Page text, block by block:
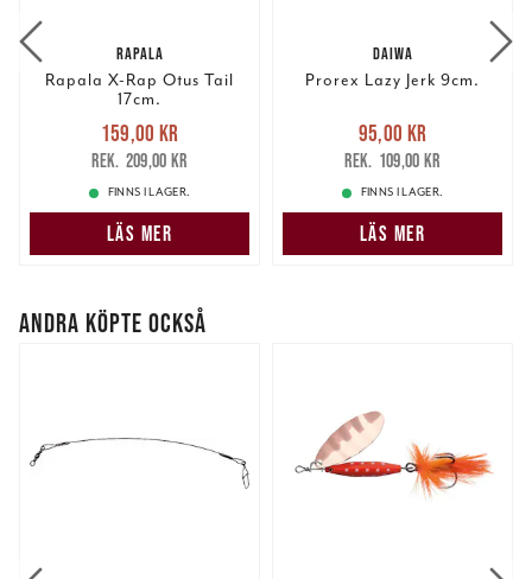
RAPALA
Rapala X-Rap Otus Tail
17cm.
Nuvarande pris
159,00 krTidigare pris
209,00 kr
159,00 kr
209,00 kr
FINNS I LAGER.
LÄS MER
DAIWA
Prorex Lazy Jerk 9cm.
Nuvarande pris
95,00 krTidigare pris
109,00 kr
95,00 kr
109,00 kr
FINNS I LAGER.
LÄS MER
ANDRA KÖPTE OCKSÅ